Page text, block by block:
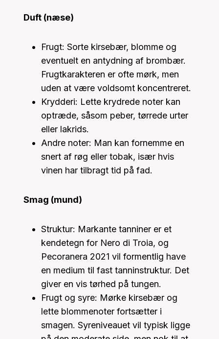
Duft (næse)
Frugt: Sorte kirsebær, blomme og
eventuelt en antydning af brombær.
Frugtkarakteren er ofte mørk, men
uden at være voldsomt koncentreret.
Krydderi: Lette krydrede noter kan
optræde, såsom peber, tørrede urter
eller lakrids.
Andre noter: Man kan fornemme en
snert af røg eller tobak, især hvis
vinen har tilbragt tid på fad.
Smag (mund)
Struktur: Markante tanniner er et
kendetegn for Nero di Troia, og
Pecoranera 2021 vil formentlig have
en medium til fast tanninstruktur. Det
giver en vis tørhed på tungen.
Frugt og syre: Mørke kirsebær og
lette blommenoter fortsætter i
smagen. Syreniveauet vil typisk ligge